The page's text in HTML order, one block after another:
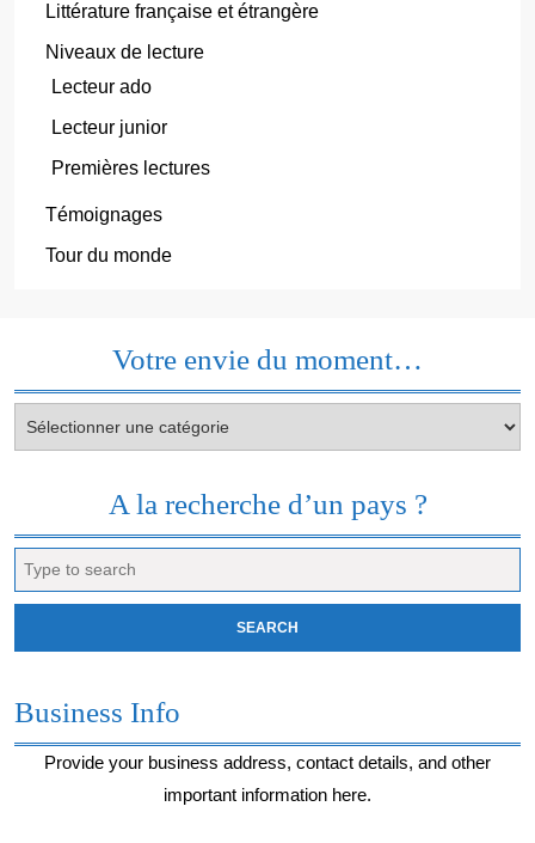
Littérature française et étrangère
Niveaux de lecture
Lecteur ado
Lecteur junior
Premières lectures
Témoignages
Tour du monde
Votre envie du moment…
envie
A la recherche d’un pays ?
for:
Business Info
Provide your business address, contact details, and other
important information here.